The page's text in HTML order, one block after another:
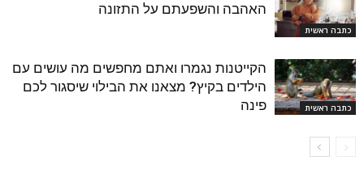
כתבה ראשית
האהבה והשפעתם על התזונה
כתבה ראשית
הקייטנות נגמרו ואתם מחפשים מה עושים עם
הילדים בקיץ? מצאנו את הבילוי שיסגור לכם
פינה